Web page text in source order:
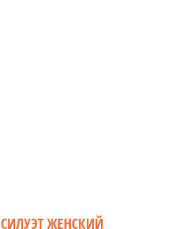
СИЛУЭТ ЖЕНСКИЙ